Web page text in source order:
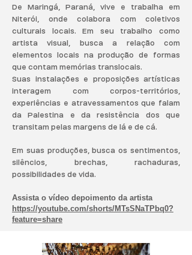
De Maringá, Paraná, vive e trabalha em
Niterói, onde colabora com coletivos
culturais locais. Em seu trabalho como
artista visual, busca a relação com
elementos locais na produção de formas
que contam memórias translocais.
Suas instalações e proposições artísticas
interagem com corpos-territórios,
experiências e atravessamentos que falam
da Palestina e da resistência dos que
transitam pelas margens de lá e de cá.
Em suas produções, busca os sentimentos,
silêncios, brechas, rachaduras,
possibilidades de vida.
Assista o vídeo depoimento da artista
https://youtube.com/shorts/MTsSNaTPbq0?
feature=share